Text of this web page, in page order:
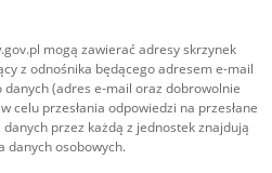
mogą zawierać adresy skrzynek
z odnośnika będącego adresem e-mail
(adres e-mail oraz dobrowolnie
celu przesłania odpowiedzi na przesłane
przez każdą z jednostek znajdują
danych osobowych.